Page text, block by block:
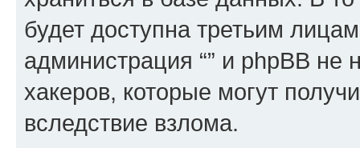
будет доступна третьим
администрация “” и phpBB не
хакеров, которые могут
вследствие взлома.